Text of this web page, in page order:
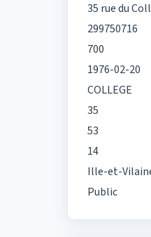
35 rue du
299750716
700
1976-02-20
COLLEGE
35
53
14
Ille-et-
Public